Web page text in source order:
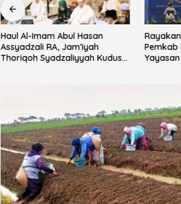
Haul Al-Imam Abul Hasan
Assyadzali RA, Jam’iyah
Thoriqoh Syadzaliyyah Kudus
Pemkab